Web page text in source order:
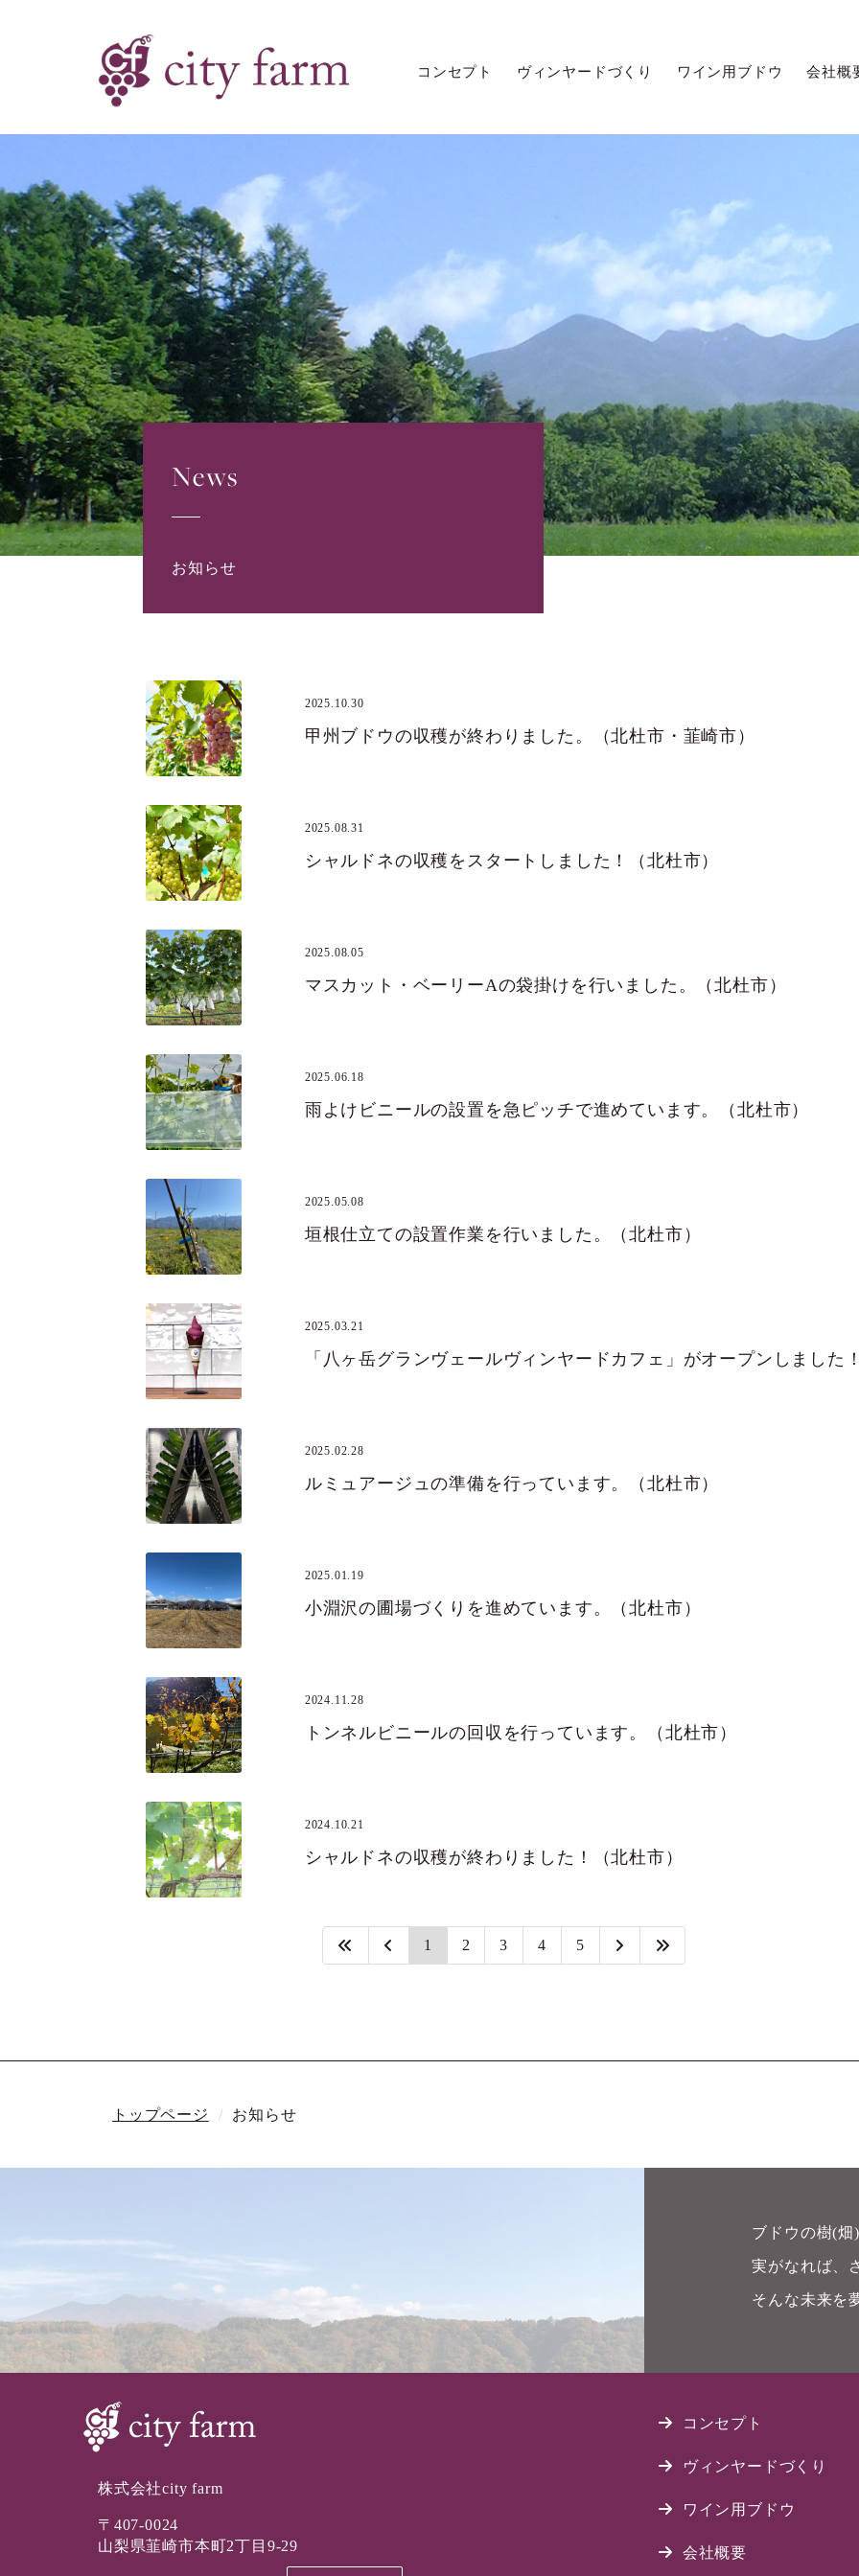
コンセプト ヴィンヤードづくり ワイン用ブドウ 会社概
News
お知らせ
2025.10.30
甲州ブドウの収穫が終わりました。（北杜市・韮崎市）
2025.08.31
シャルドネの収穫をスタートしました！（北杜市）
2025.08.05
マスカット・ベーリーAの袋掛けを行いました。（北杜市）
2025.06.18
雨よけビニールの設置を急ピッチで進めています。（北杜市）
2025.05.08
垣根仕立ての設置作業を行いました。（北杜市）
2025.03.21
2025.02.28
ルミュアージュの準備を行っています。（北杜市）
2025.01.19
小淵沢の圃場づくりを進めています。（北杜市）
2024.11.28
トンネルビニールの回収を行っています。（北杜市）
2024.10.21
シャルドネの収穫が終わりました！（北杜市）
1 2 3 4 5
トップページ お知らせ
ブドウの樹(畑
実がなれば、
そんな未来を
株式会社city farm
〒407-0024
山梨県韮崎市本町2丁目9-29
コンセプト
ヴィンヤードづくり
ワイン用ブドウ
会社概要